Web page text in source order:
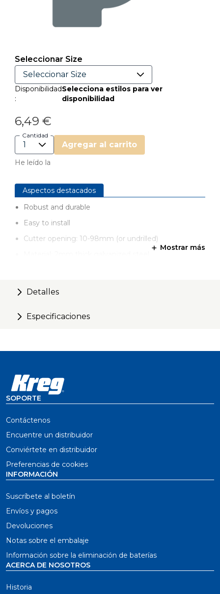
Seleccionar Size
Disponibilidad
:
Selecciona estilos para ver
disponibilidad
6,49 €
Cantidad
Agregar al carrito
He leído la
Aspectos destacados
Robust and durable
Easy to install
Cutter opening: 10-98mm (or undrilled)
Mostrar más
Detalles
Especificaciones
SOPORTE
Contáctenos
Encuentre un distribuidor
Conviértete en distribuidor
Preferencias de cookies
INFORMACIÓN
Suscríbete al boletín
Envíos y pagos
Devoluciones
Notas sobre el embalaje
Información sobre la eliminación de baterías
ACERCA DE NOSOTROS
Historia